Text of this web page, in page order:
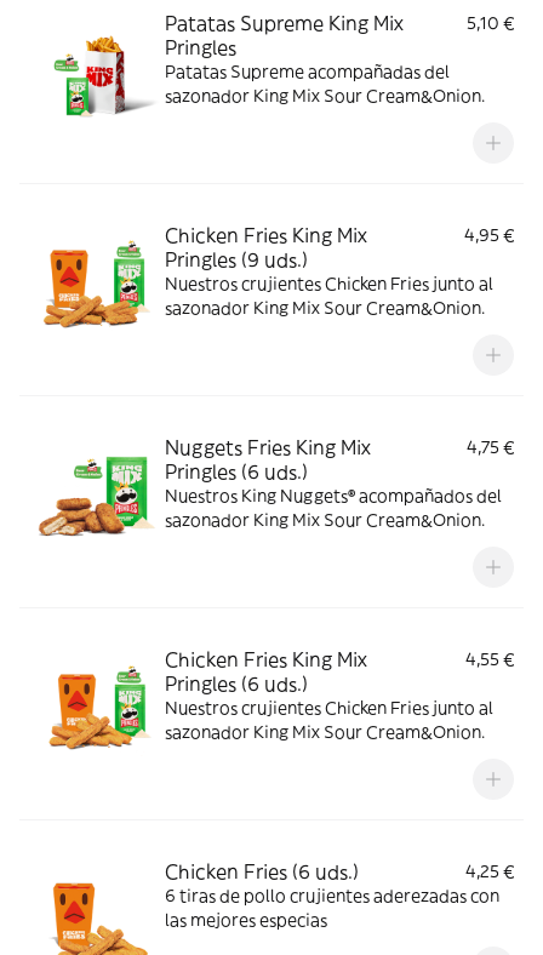
Patatas Supreme King Mix
Pringles
5,10 €
Patatas Supreme acompañadas del
sazonador King Mix Sour Cream&Onion.
Chicken Fries King Mix
Pringles (9 uds.)
4,95 €
Nuestros crujientes Chicken Fries junto al
sazonador King Mix Sour Cream&Onion.
Nuggets Fries King Mix
Pringles (6 uds.)
4,75 €
Nuestros King Nuggets® acompañados del
sazonador King Mix Sour Cream&Onion.
Chicken Fries King Mix
Pringles (6 uds.)
4,55 €
Nuestros crujientes Chicken Fries junto al
sazonador King Mix Sour Cream&Onion.
Chicken Fries (6 uds.)
4,25 €
6 tiras de pollo crujientes aderezadas con
las mejores especias